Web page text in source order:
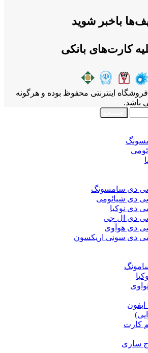
باخبر شوید
کارت‌های بانکی
اینترنتی محفوظ بوده و هرگونه
باشد.
دی سامسونگ
دی شیائومی
دی نوکیا
دی ال جی
دی هوآوی
دی سونی اریکسون
کارت
سازی